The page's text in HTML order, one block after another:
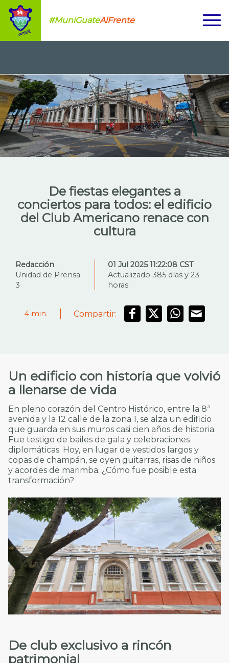
#MuniGuateAlFrente
De fiestas elegantes a
conciertos para todos: el edificio
del Club Americano renace con
cultura
Redacción
Unidad de Prensa
3
01 Jul 2025 11:22:08 CST
Actualizado 385 días y 23
horas
4 min. Compartir:
Un edificio con historia que volvió
a llenarse de vida
En pleno corazón del Centro Histórico, entre la 8ª
avenida y la 12 calle de la zona 1, se alza un edificio
que guarda en sus muros casi cien años de historia.
Fue testigo de bailes de gala y celebraciones
diplomáticas. Hoy, en lugar de vestidos largos y
copas de champán, se oyen guitarras, risas de niños
y acordes de marimba. ¿Cómo fue posible esta
transformación?
De club exclusivo a rincón
patrimonial